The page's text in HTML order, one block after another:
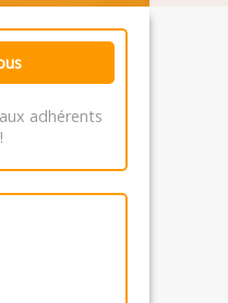
adhérents
!